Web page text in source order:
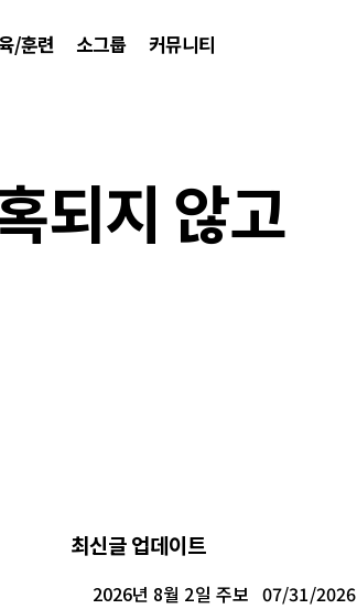
/훈련 소그룹 커뮤니티
되지 않고
최신글 업데이트
2026년 8월 2일 주보 07/31/2026